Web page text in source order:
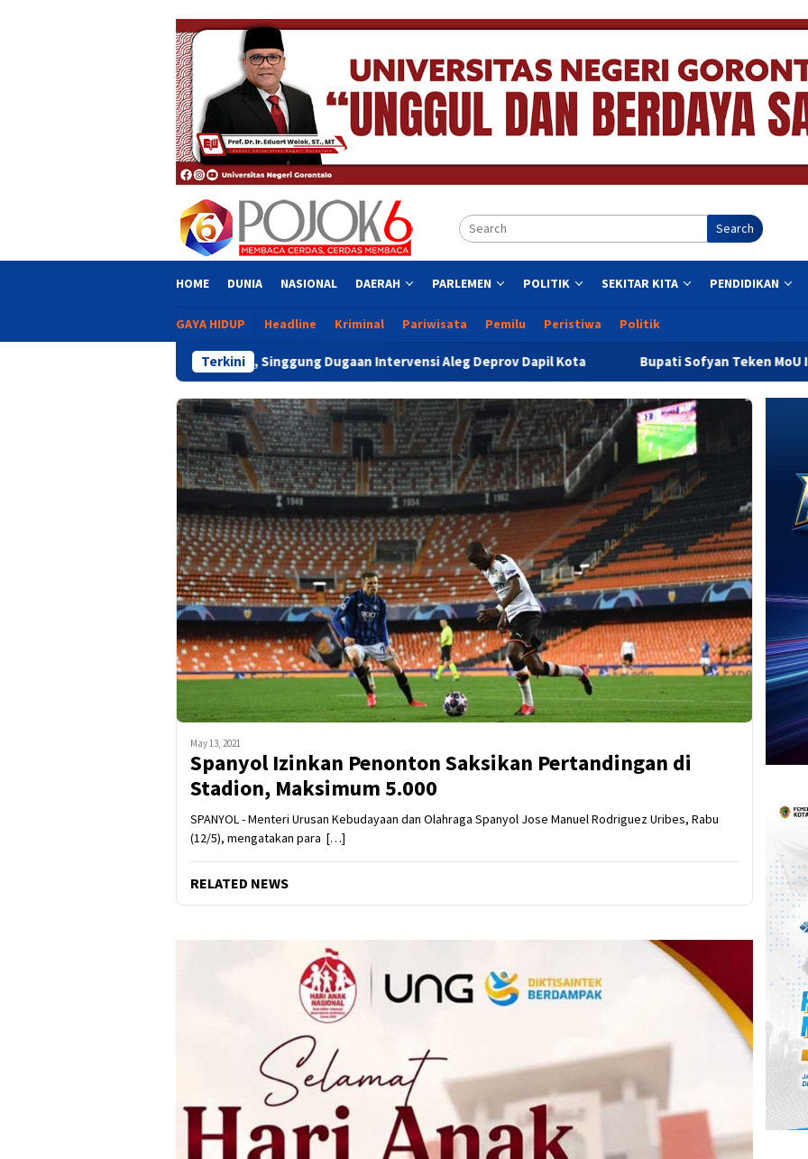
Search
HOME DUNIA NASIONAL DAERAH PARLEMEN POLITIK SEKITAR KITA PENDIDIKAN
GAYA HIDUP Headline Kriminal Pariwisata Pemilu Peristiwa Politik
Terkini
Bantuan UMKM, Singgung Dugaan Intervensi Aleg Deprov Dapil Kota Bupati Sofyan Teken MoU Isbat dan Pendaftaran
May 13, 2021
Spanyol Izinkan Penonton Saksikan Pertandingan di
Stadion, Maksimum 5.000
SPANYOL - Menteri Urusan Kebudayaan dan Olahraga Spanyol Jose Manuel Rodriguez Uribes, Rabu
(12/5), mengatakan para […]
RELATED NEWS